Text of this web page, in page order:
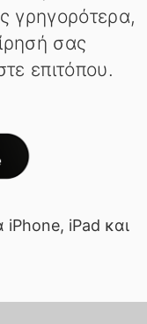
γρηγορότερα,
σας
επιτόπου.
iPhone, iPad και